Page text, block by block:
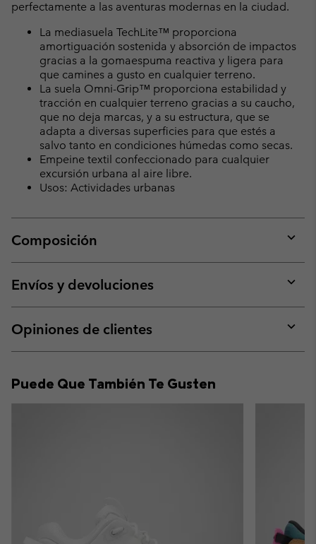
perfectamente a las aventuras modernas en la ciudad.
La mediasuela TechLite™ proporciona
amortiguación sostenida y absorción de impactos
gracias a la gomaespuma reactiva y ligera para
que camines a gusto en cualquier terreno.
La suela Omni-Grip™ proporciona estabilidad y
tracción en cualquier terreno gracias a su caucho,
que no deja marcas, y a su estructura, que se
adapta a diversas superficies para que estés a
salvo tanto en condiciones húmedas como secas.
Empeine textil confeccionado para cualquier
excursión urbana al aire libre.
Usos: Actividades urbanas
Composición
or
Envíos y devoluciones
or
Opiniones de clientes
or
Puede Que También Te Gusten